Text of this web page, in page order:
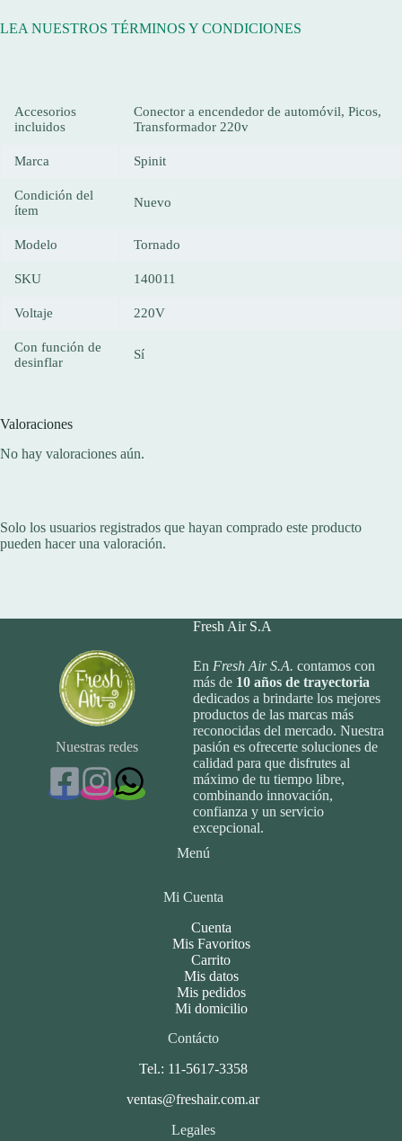
LEA NUESTROS TÉRMINOS Y CONDICIONES
Accesorios
incluidos
Conector a encendedor de automóvil, Picos,
Transformador 220v
Marca Spinit
Condición del
ítem
Nuevo
Modelo Tornado
SKU 140011
Voltaje 220V
Con función de
desinflar
Sí
Valoraciones
No hay valoraciones aún.
Solo los usuarios registrados que hayan comprado este producto
pueden hacer una valoración.
Nuestras redes
Fresh Air S.A
En Fresh Air S.A. contamos con
más de 10 años de trayectoria
dedicados a brindarte los mejores
productos de las marcas más
reconocidas del mercado. Nuestra
pasión es ofrecerte soluciones de
calidad para que disfrutes al
máximo de tu tiempo libre,
combinando innovación,
confianza y un servicio
excepcional.
Menú
Mi Cuenta
Cuenta
Mis Favoritos
Carrito
Mis datos
Mis pedidos
Mi domicilio
Contácto
Tel.: 11-5617-3358
ventas@freshair.com.ar
Legales